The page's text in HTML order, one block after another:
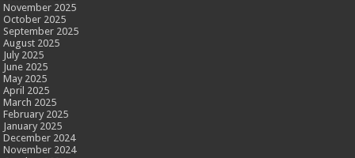
November 2025
October 2025
September 2025
August 2025
July 2025
June 2025
May 2025
April 2025
March 2025
February 2025
January 2025
December 2024
November 2024